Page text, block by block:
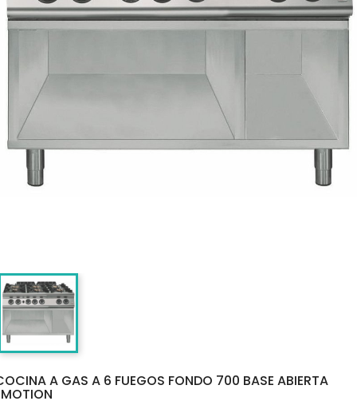
A GAS A 6 FUEGOS FONDO 700 BASE ABIERTA